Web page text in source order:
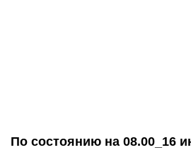
По состоянию на 08.00_16